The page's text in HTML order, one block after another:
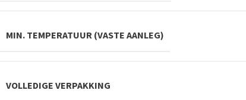
MIN. TEMPERATUUR (VASTE AANLEG)
VOLLEDIGE VERPAKKING